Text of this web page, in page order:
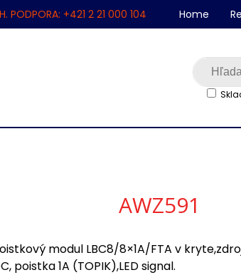
PODPORA: +421 2 21 000 104 Home
AWZ591
modul LBC8/8×1A/FTA v
poistka 1A (TOPIK),LED signal.